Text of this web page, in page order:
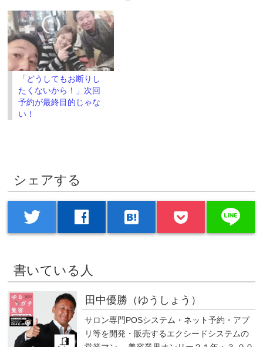
で
開
き
ま
す)
「どうしてもお断りし
たくないから！」次回
予約が最終目的じゃな
い！
シェアする
twitter facebook hatenabookmark line
書いている人
田中優勝（ゆうしょう）
サロン専門POSシステム・ネット予約・アプ
リ等を開発・販売するエクシードシステムの